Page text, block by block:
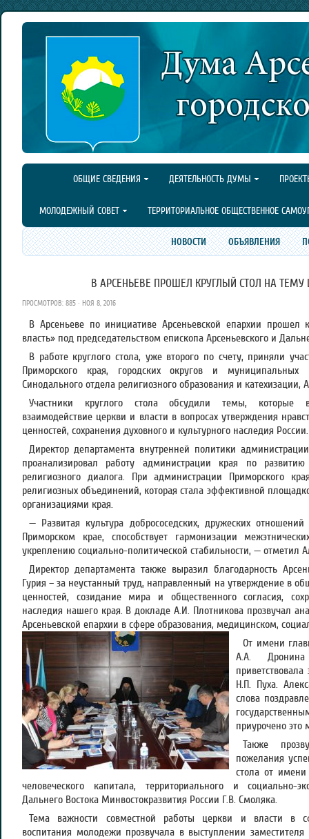
ОБЩИЕ СВЕДЕНИЯ ДЕЯТЕЛЬНОСТЬ ДУМЫ
МОЛОДЕЖНЫЙ СОВЕТ ТЕРРИТОРИАЛЬНОЕ ОБЩЕСТВЕННОЕ
НОВОСТИ ОБЪЯВЛЕНИЯ
В АРСЕНЬЕВЕ ПРОШЕЛ КРУГЛЫЙ СТОЛ НА ТЕМУ
ПРОСМОТРОВ: 885 · НОЯ 8, 2016
В Арсеньеве по инициативе Арсеньевской епархии
власть» под председательством епископа Арсеньевского и
В работе круглого стола, уже второго по счету, приняли
Приморского края, городских округов и муниципальных
Синодального отдела религиозного образования и катехизации,
Участники круглого стола обсудили темы, которые
взаимодействие церкви и власти в вопросах утверждения
ценностей, сохранения духовного и культурного наследия России.
Директор департамента внутренней политики
проанализировал работу администрации края по развитию
религиозного диалога. При администрации Приморского
религиозных объединений, которая стала эффективной
организациями края.
— Развитая культура добрососедских, дружеских
Приморском крае, способствует гармонизации
укреплению социально-политической стабильности, — отметил
Директор департамента также выразил благодарность
Гурия – за неустанный труд, направленный на утверждение в
ценностей, созидание мира и общественного согласия,
наследия нашего края. В докладе А.И. Плотникова прозвучал
Арсеньевской епархии в сфере образования, медицинском,
От имени
А.А. Дронина
Н.П. Пуха.
слова
приурочено это
Также
пожелания
стола от имени
человеческого капитала, территориального и социально-
Дальнего Востока Минвостокразвития России Г.В. Смоляка.
Тема важности совместной работы церкви и власти в
воспитания молодежи прозвучала в выступлении